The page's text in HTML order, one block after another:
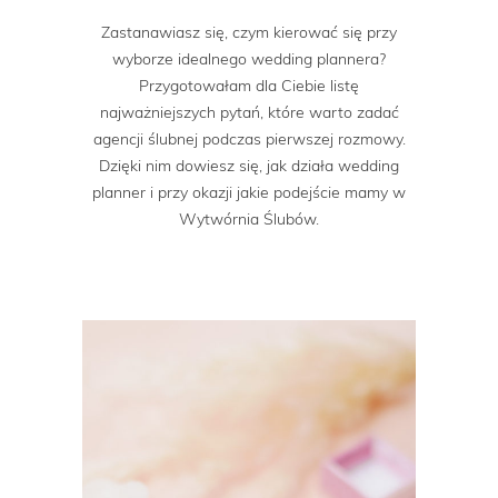
Zastanawiasz się, czym kierować się przy
wyborze idealnego wedding plannera?
Przygotowałam dla Ciebie listę
najważniejszych pytań, które warto zadać
agencji ślubnej podczas pierwszej rozmowy.
Dzięki nim dowiesz się, jak działa wedding
planner i przy okazji jakie podejście mamy w
Wytwórnia Ślubów.